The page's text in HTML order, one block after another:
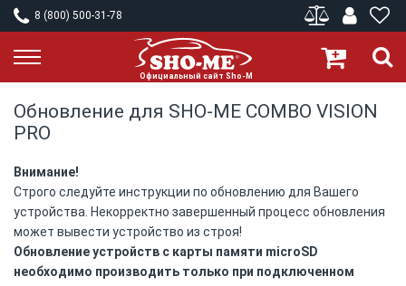
8 (800) 500-31-78
Обновление для SHO-ME COMBO VISION
PRO
Внимание!
Строго следуйте инструкции по обновлению для Вашего
устройства. Некорректно завершенный процесс обновления
может вывести устройство из строя!
Обновление устройств с карты памяти microSD
необходимо производить только при подключенном